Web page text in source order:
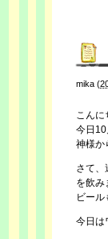
mika (
こんに
今日10
神様か
さて、
を飲み
ビール
今日は